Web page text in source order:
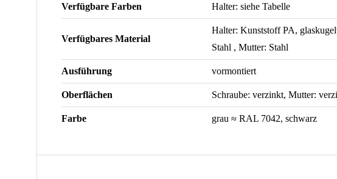
Verfügbare Farben Halter: siehe Tabelle
Verfügbares Material
Halter: Kunststoff PA,
Stahl , Mutter: Stahl
Ausführung vormontiert
Oberflächen Schraube: verzinkt, Mutter:
Farbe grau ≈ RAL 7042, schwarz